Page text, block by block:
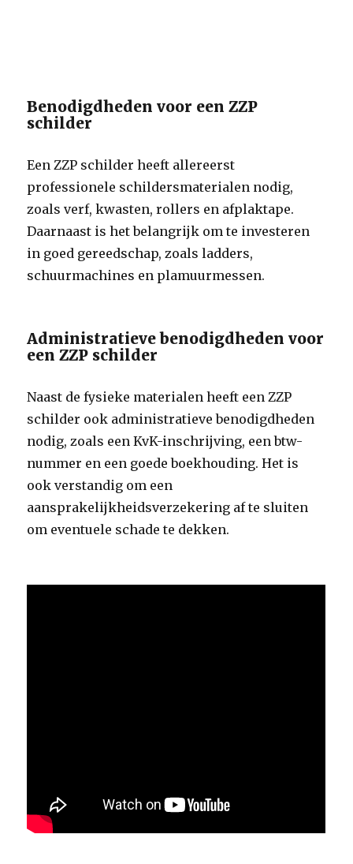
Benodigdheden voor een ZZP
schilder
Een ZZP schilder heeft allereerst
professionele schildersmaterialen nodig,
zoals verf, kwasten, rollers en afplaktape.
Daarnaast is het belangrijk om te investeren
in goed gereedschap, zoals ladders,
schuurmachines en plamuurmessen.
Administratieve benodigdheden voor
een ZZP schilder
Naast de fysieke materialen heeft een ZZP
schilder ook administratieve benodigdheden
nodig, zoals een KvK-inschrijving, een btw-
nummer en een goede boekhouding. Het is
ook verstandig om een
aansprakelijkheidsverzekering af te sluiten
om eventuele schade te dekken.